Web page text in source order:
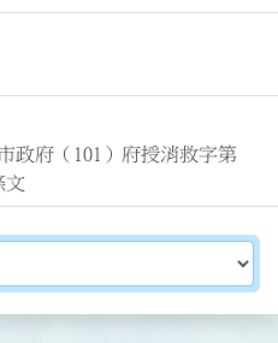
政府（101）府授消救字第
文